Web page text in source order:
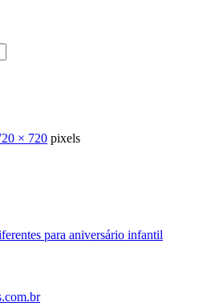
× 720 pixels
para aniversário infantil